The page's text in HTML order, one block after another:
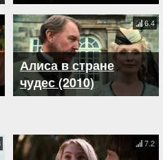
Алиса в стране
чудес (2010)
6.4
7.2